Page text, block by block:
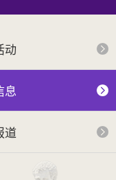
动
息
道